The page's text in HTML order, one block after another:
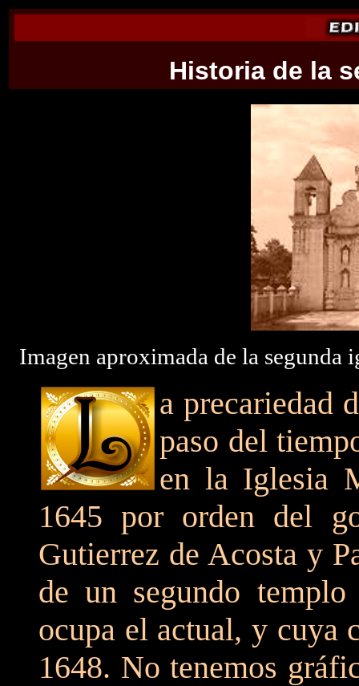
Historia de la
Imagen aproximada de la segunda
a precariedad
paso del
en la Iglesia
1645 por orden del
Gutierrez de Acosta y
de un segundo
ocupa el actual, y cuya
1648. No tenemos